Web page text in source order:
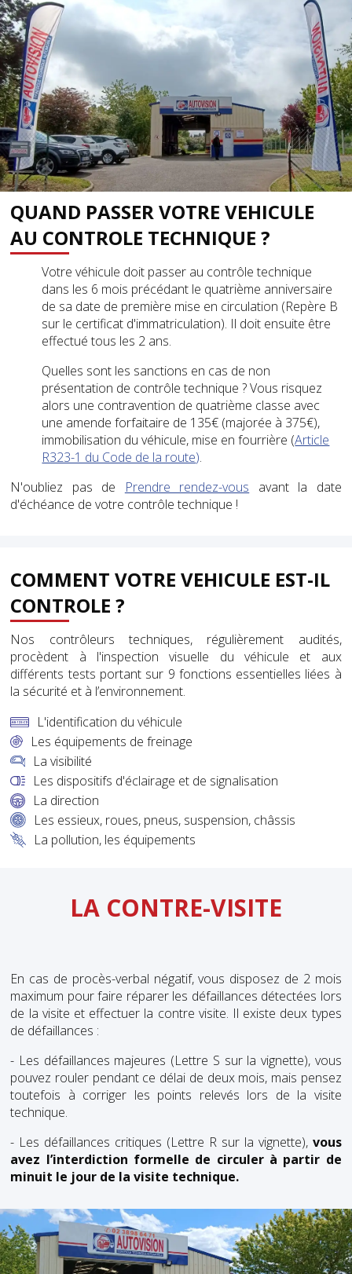
QUAND PASSER VOTRE VEHICULE
AU CONTROLE TECHNIQUE ?
Votre véhicule doit passer au contrôle technique
dans les 6 mois précédant le quatrième anniversaire
de sa date de première mise en circulation (Repère B
sur le certificat d'immatriculation). Il doit ensuite être
effectué tous les 2 ans.
Quelles sont les sanctions en cas de non
présentation de contrôle technique ? Vous risquez
alors une contravention de quatrième classe avec
une amende forfaitaire de 135€ (majorée à 375€),
immobilisation du véhicule, mise en fourrière (Article
R323-1 du Code de la route).
N'oubliez pas de
Prendre rendez-vous
avant la date
d'échéance de votre contrôle technique !
COMMENT VOTRE VEHICULE EST-IL
CONTROLE ?
Nos contrôleurs techniques, régulièrement audités,
procèdent à l'inspection visuelle du véhicule et aux
différents tests portant sur 9 fonctions essentielles liées à
la sécurité et à l’environnement.
L'identification du véhicule
Les équipements de freinage
La visibilité
Les dispositifs d'éclairage et de signalisation
La direction
Les essieux, roues, pneus, suspension, châssis
La pollution, les équipements
LA CONTRE-VISITE
En cas de procès-verbal négatif, vous disposez de 2 mois
maximum pour faire réparer les défaillances détectées lors
de la visite et effectuer la contre visite. Il existe deux types
de défaillances :
- Les défaillances majeures (Lettre S sur la vignette), vous
pouvez rouler pendant ce délai de deux mois, mais pensez
toutefois à corriger les points relevés lors de la visite
technique.
- Les défaillances critiques (Lettre R sur la vignette), vous
avez l’interdiction formelle de circuler à partir de
minuit le jour de la visite technique.